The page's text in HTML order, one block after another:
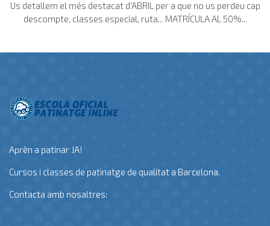
Us detallem el més destacat d'ABRIL per a que no us perdeu cap
descompte, classes especial, ruta... MATRÍCULA AL 50%...
Aprèn a patinar JA!
Cursos i classes de patinatge de qualitat a Barcelona.
Contacta amb nosaltres: